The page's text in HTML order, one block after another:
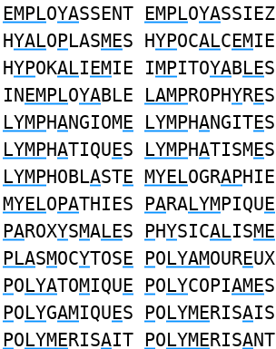
EMPLOYASSENT EMPLOYASSIEZ
HYALOPLASMES HYPOCALCEMIE
HYPOKALIEMIE IMPITOYABLES
INEMPLOYABLE LAMPROPHYRES
LYMPHANGIOME LYMPHANGITES
LYMPHATIQUES LYMPHATISMES
LYMPHOBLASTE MYELOGRAPHIE
MYELOPATHIES PARALYMPIQUE
PAROXYSMALES PHYSICALISME
PLASMOCYTOSE POLYAMOUREUX
POLYATOMIQUE POLYCOPIAMES
POLYGAMIQUES POLYMERISAIS
POLYMERISAIT POLYMERISANT